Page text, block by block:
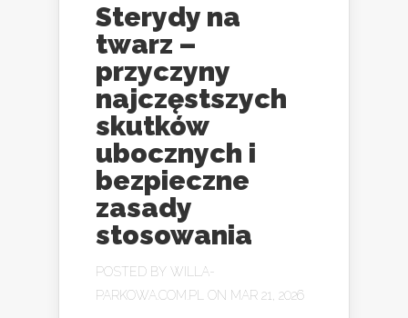
Sterydy na
twarz –
przyczyny
najczęstszych
skutków
ubocznych i
bezpieczne
zasady
stosowania
POSTED BY WILLA-
PARKOWA.COM.PL
ON MAR 21, 2026